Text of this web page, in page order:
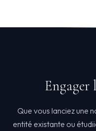
Engager
Que vous lanciez une
entité existante ou